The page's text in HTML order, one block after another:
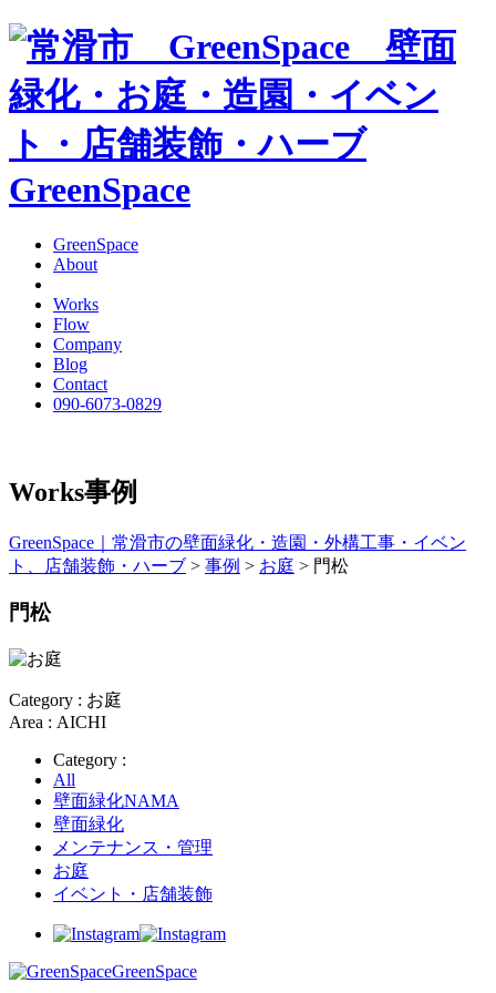
GreenSpace
GreenSpace
About
Works
Flow
Company
Blog
Contact
090-6073-0829
Works事例
GreenSpace｜常滑市の壁面緑化・造園・外構工事・イベン
ト、店舗装飾・ハーブ > 事例 > お庭 > 門松
門松
Category : お庭
Area : AICHI
Category :
All
壁面緑化NAMA
壁面緑化
メンテナンス・管理
お庭
イベント・店舗装飾
GreenSpace